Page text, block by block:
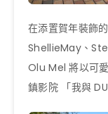
在添置賀年裝飾
ShellieMay、
Olu Mel 將以可
鎮影院 「我與